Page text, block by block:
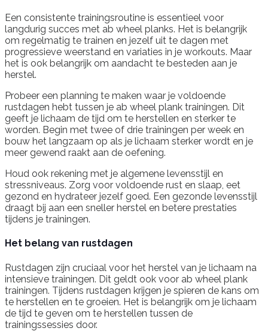
Een consistente trainingsroutine is essentieel voor
langdurig succes met ab wheel planks. Het is belangrijk
om regelmatig te trainen en jezelf uit te dagen met
progressieve weerstand en variaties in je workouts. Maar
het is ook belangrijk om aandacht te besteden aan je
herstel.
Probeer een planning te maken waar je voldoende
rustdagen hebt tussen je ab wheel plank trainingen. Dit
geeft je lichaam de tijd om te herstellen en sterker te
worden. Begin met twee of drie trainingen per week en
bouw het langzaam op als je lichaam sterker wordt en je
meer gewend raakt aan de oefening.
Houd ook rekening met je algemene levensstijl en
stressniveaus. Zorg voor voldoende rust en slaap, eet
gezond en hydrateer jezelf goed. Een gezonde levensstijl
draagt bij aan een sneller herstel en betere prestaties
tijdens je trainingen.
Het belang van rustdagen
Rustdagen zijn cruciaal voor het herstel van je lichaam na
intensieve trainingen. Dit geldt ook voor ab wheel plank
trainingen. Tijdens rustdagen krijgen je spieren de kans om
te herstellen en te groeien. Het is belangrijk om je lichaam
de tijd te geven om te herstellen tussen de
trainingssessies door.